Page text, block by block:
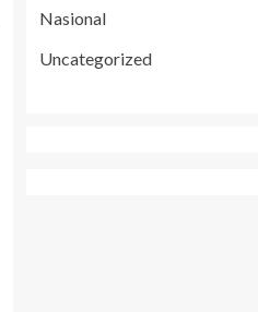
Nasional
Uncategorized